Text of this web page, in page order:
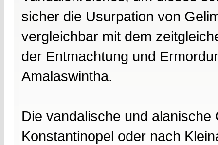
sicher die Usurpation von
vergleichbar mit dem
der Entmachtung und
Amalaswintha.
Die vandalische und
Konstantinopel oder nach